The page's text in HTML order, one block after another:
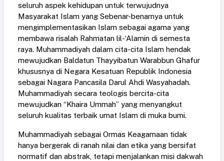
seluruh aspek kehidupan untuk terwujudnya
Masyarakat Islam yang Sebenar-benarnya untuk
mengimplementasikan Islam sebagai agama yang
membawa risalah Rahmatan lil-‘Alamin di semesta
raya. Muhammadiyah dalam cita-cita Islam hendak
mewujudkan Baldatun Thayyibatun Warabbun Ghafur
khususnya di Negara Kesatuan Republik Indonesia
sebagai Nagara Pancasila Darul Ahdi Wasyahadah.
Muhammadiyah secara teologis bercita-cita
mewujudkan “Khaira Ummah” yang menyangkut
seluruh kualitas terbaik umat Islam di muka bumi.
Muhammadiyah sebagai Ormas Keagamaan tidak
hanya bergerak di ranah nilai dan etika yang bersifat
normatif dan abstrak, tetapi menjalankan misi dakwah